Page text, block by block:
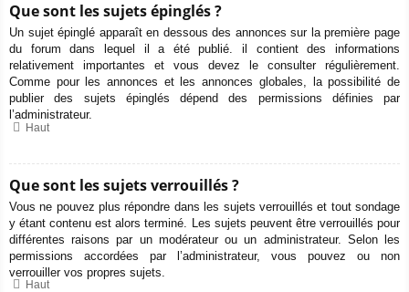
Que sont les sujets épinglés ?
Un sujet épinglé apparaît en dessous des annonces sur la première page
du forum dans lequel il a été publié. il contient des informations
relativement importantes et vous devez le consulter régulièrement.
Comme pour les annonces et les annonces globales, la possibilité de
publier des sujets épinglés dépend des permissions définies par
l’administrateur.
Haut
Que sont les sujets verrouillés ?
Vous ne pouvez plus répondre dans les sujets verrouillés et tout sondage
y étant contenu est alors terminé. Les sujets peuvent être verrouillés pour
différentes raisons par un modérateur ou un administrateur. Selon les
permissions accordées par l’administrateur, vous pouvez ou non
verrouiller vos propres sujets.
Haut